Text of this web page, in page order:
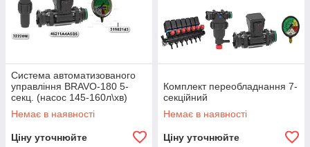
Система автоматизованого
управління BRAVO-180 5-
секц. (насос 145-160л\хв)
Немає в наявності
Ціну уточнюйте
Комплект переобладнання 7-
секційний
Немає в наявності
Ціну уточнюйте